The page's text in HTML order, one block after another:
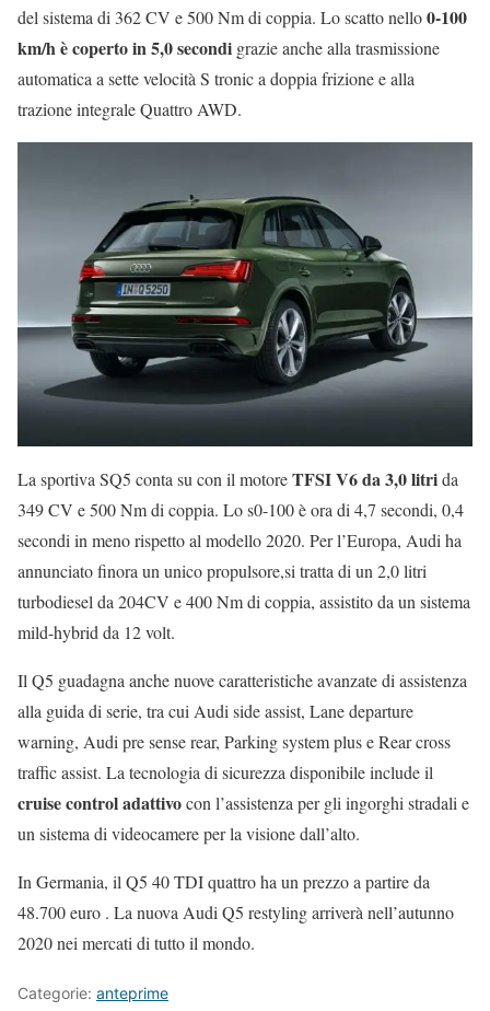
del sistema di 362 CV e 500 Nm di coppia. Lo scatto nello0-100
km/h è coperto in 5,0 secondi grazie anche alla trasmissione
automatica a sette velocità S tronic a doppia frizione e alla
trazione integrale Quattro AWD.
La sportiva SQ5 conta su con il motoreTFSI V6 da 3,0 litrida
349 CV e 500 Nm di coppia. Lo s0-100 è ora di 4,7 secondi, 0,4
secondi in meno rispetto al modello 2020. Per l’Europa, Audi ha
annunciato finora un unico propulsore,si tratta di un 2,0 litri
turbodiesel da 204CV e 400 Nm di coppia, assistito da un sistema
mild-hybrid da 12 volt.
Il Q5 guadagna anche nuove caratteristiche avanzate di assistenza
alla guida di serie, tra cui Audi side assist, Lane departure
warning, Audi pre sense rear, Parking system plus e Rear cross
traffic assist. La tecnologia di sicurezza disponibile include il
cruise control adattivocon l’assistenza per gli ingorghi stradali e
un sistema di videocamere per la visione dall’alto.
In Germania, il Q5 40 TDI quattro ha un prezzo a partire da
48.700 euro . La nuova Audi Q5 restyling arriverà nell’autunno
2020 nei mercati di tutto il mondo.
Categorie: anteprime